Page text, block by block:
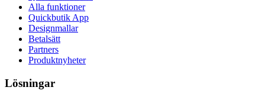
Alla funktioner
Quickbutik App
Designmallar
Betalsätt
Partners
Produktnyheter
Lösningar